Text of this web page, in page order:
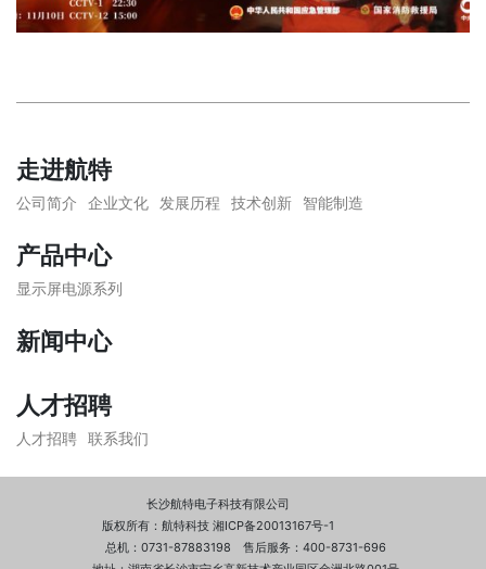
走进航特
公司简介 企业文化 发展历程 技术创新 智能制造
产品中心
显示屏电源系列
新闻中心
人才招聘
人才招聘 联系我们
长沙航特电子科技有限公司
版权所有：航特科技 湘ICP备20013167号-1
总机：0731-87883198 售后服务：400-8731-696